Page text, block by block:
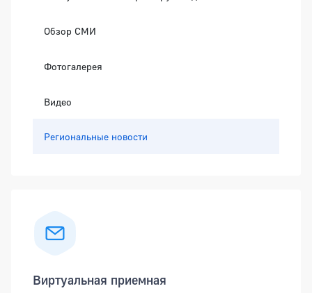
Обзор СМИ
Фотогалерея
Видео
Региональные новости
Виртуальная приемная